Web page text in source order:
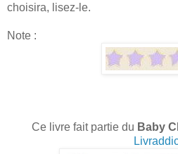
choisira, lisez-le.
Note :
Ce livre fait partie du Baby